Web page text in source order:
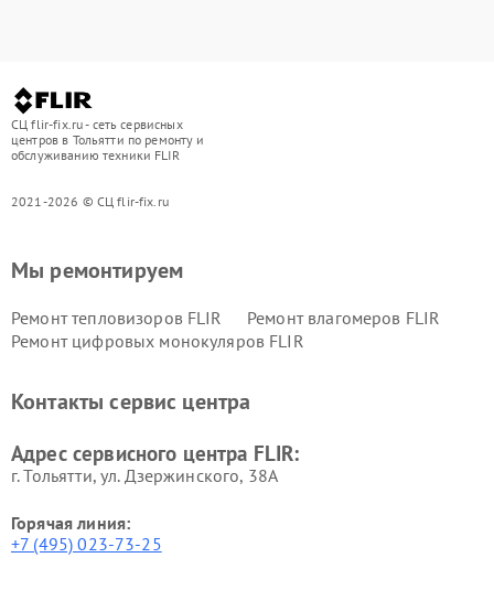
СЦ flir-fix.ru - сеть сервисных
центров в Тольятти по ремонту и
обслуживанию техники FLIR
2021-2026 © СЦ flir-fix.ru
Мы ремонтируем
Ремонт тепловизоров FLIR
Ремонт влагомеров FLIR
Ремонт цифровых монокуляров FLIR
Контакты сервис центра
Адрес сервисного центра FLIR:
г. Тольятти, ул. Дзержинского, 38А
Горячая линия:
+7 (495) 023-73-25